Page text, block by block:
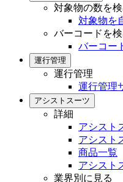
対象物の数を
対象物を
バーコードを
バーコー
運行管理
運行管理
運行管理
アシストスーツ
詳細
アシスト
アシスト
商品一覧
アシスト
業界別に見る